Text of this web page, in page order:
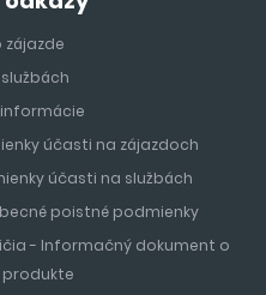
zájazde
účasti na zájazdoch
účasti na službách
poistné podmienky
- Informačný dokument o